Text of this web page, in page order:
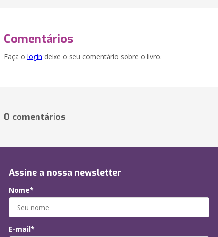
Comentários
Faça o login deixe o seu comentário sobre o livro.
0 comentários
Assine a nossa newsletter
Nome*
E-mail*